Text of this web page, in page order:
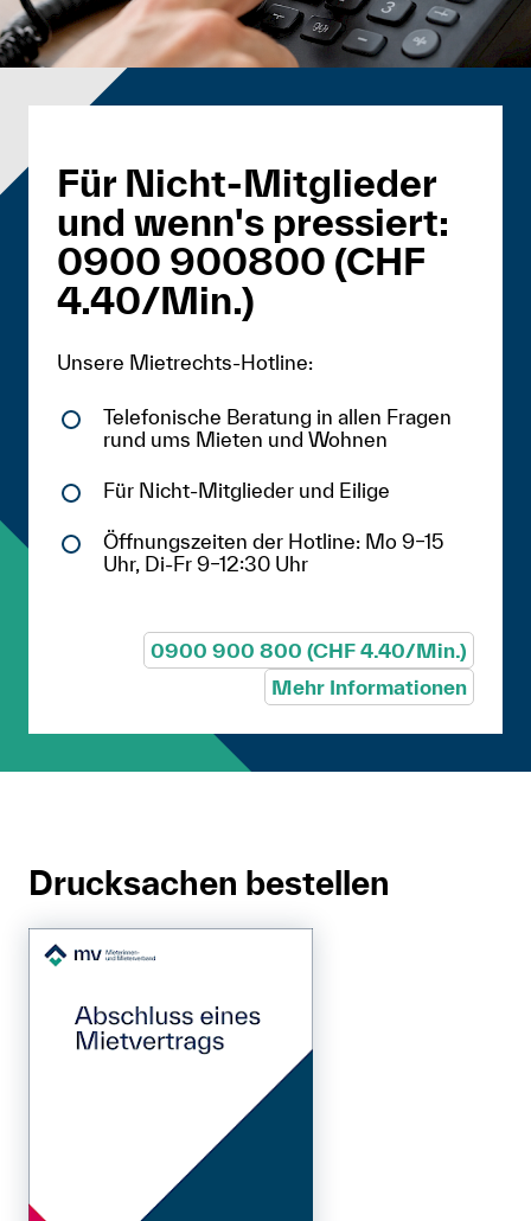
Für Nicht-Mitglieder
und wenn's pressiert:
0900 900800 (CHF
4.40/Min.)
Unsere Mietrechts-Hotline:
Telefonische Beratung in allen Fragen
rund ums Mieten und Wohnen
Für Nicht-Mitglieder und Eilige
Öffnungszeiten der Hotline: Mo 9–15
Uhr, Di-Fr 9–12:30 Uhr
0900 900 800 (CHF 4.40/Min.)
Mehr Informationen
Drucksachen bestellen